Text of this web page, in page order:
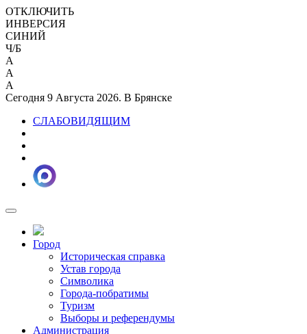
ОТКЛЮЧИТЬ
ИНВЕРСИЯ
СИНИЙ
Ч/Б
A
A
A
Сегодня 9 Августа 2026. В Брянске
СЛАБОВИДЯЩИМ
Город
Историческая справка
Устав города
Символика
Города-побратимы
Туризм
Выборы и референдумы
Администрация